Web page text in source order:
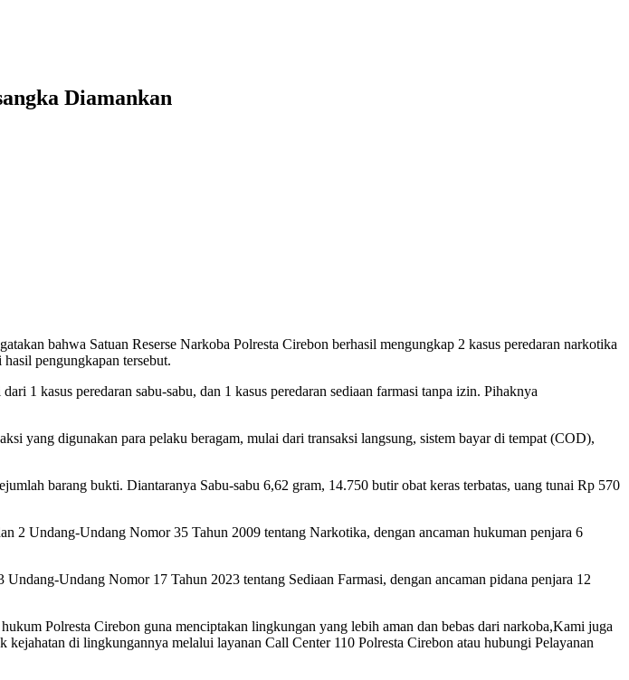
Diamankan
bahwa Satuan Reserse Narkoba Polresta Cirebon berhasil mengungkap 2 kasus peredaran narkotika
pengungkapan tersebut.
1 kasus peredaran sabu-sabu, dan 1 kasus peredaran sediaan farmasi tanpa izin. Pihaknya
yang digunakan para pelaku beragam, mulai dari transaksi langsung, sistem bayar di tempat (COD),
barang bukti. Diantaranya Sabu-sabu 6,62 gram, 14.750 butir obat keras terbatas, uang tunai Rp 570
2 Undang-Undang Nomor 35 Tahun 2009 tentang Narkotika, dengan ancaman hukuman penjara 6
Undang Nomor 17 Tahun 2023 tentang Sediaan Farmasi, dengan ancaman pidana penjara 12
Polresta Cirebon guna menciptakan lingkungan yang lebih aman dan bebas dari narkoba,Kami juga
di lingkungannya melalui layanan Call Center 110 Polresta Cirebon atau hubungi Pelayanan